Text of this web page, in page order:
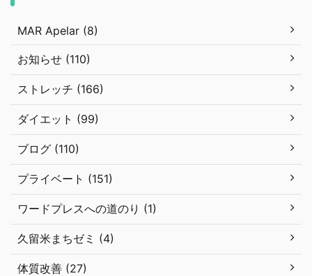
MAR Apelar (8)
お知らせ (110)
ストレッチ (166)
ダイエット (99)
ブログ (110)
プライベート (151)
ワードプレスへの道のり (1)
久留米まちゼミ (4)
体質改善 (27)